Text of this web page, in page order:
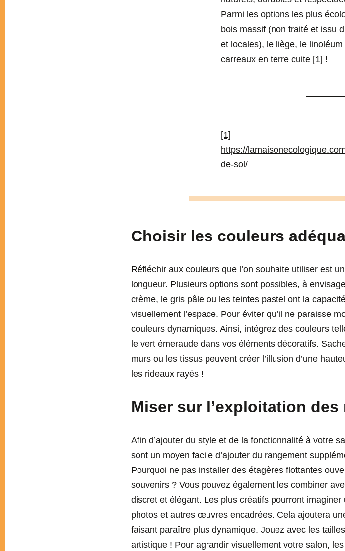
Parmi les options les plus
bois massif (non traité et issu
et locales), le liège, le
carreaux en terre cuite [1] !
[1]
https://
de-sol/
Choisir les couleurs
Réfléchir aux couleurs que l’on souhaite utiliser est
longueur. Plusieurs options sont possibles, à
crème, le gris pâle ou les teintes pastel ont la
visuellement l’espace. Pour éviter qu’il ne paraisse
couleurs dynamiques. Ainsi, intégrez des couleurs
le vert émeraude dans vos éléments décoratifs.
murs ou les tissus peuvent créer l’illusion d’une
les rideaux rayés !
Miser sur l’exploitation des
Afin d’ajouter du style et de la fonctionnalité à votre
sont un moyen facile d’ajouter du rangement
Pourquoi ne pas installer des étagères flottantes
souvenirs ? Vous pouvez également les combiner
discret et élégant. Les plus créatifs pourront imaginer
photos et autres œuvres encadrées. Cela ajoutera
faisant paraître plus dynamique. Jouez avec les
artistique ! Pour agrandir visuellement votre salon,